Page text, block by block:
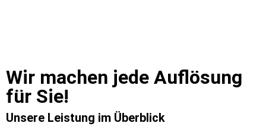
Wir machen jede Auflösung
für Sie!​
Unsere Leistung im Überblick